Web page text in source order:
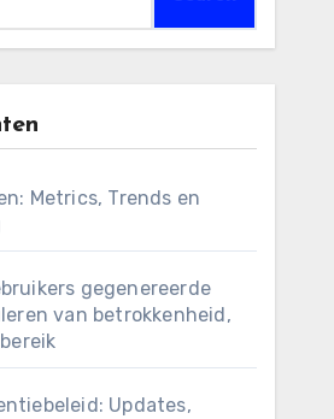
Metrics, Trends en
gegenereerde
van betrokkenheid,
Updates,